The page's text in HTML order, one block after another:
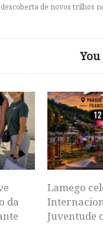
de novos trilhos
da
Lamego
Juventude